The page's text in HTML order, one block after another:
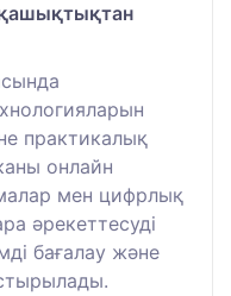
қашықтықтан
практикалық
онлайн
мен цифрлық
әрекеттесуді
бағалау және